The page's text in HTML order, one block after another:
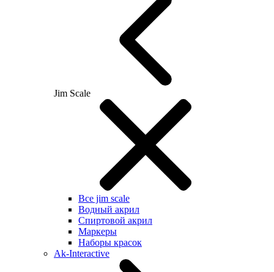
Jim Scale
Все jim scale
Водный акрил
Спиртовой акрил
Маркеры
Наборы красок
Ak-Interactive